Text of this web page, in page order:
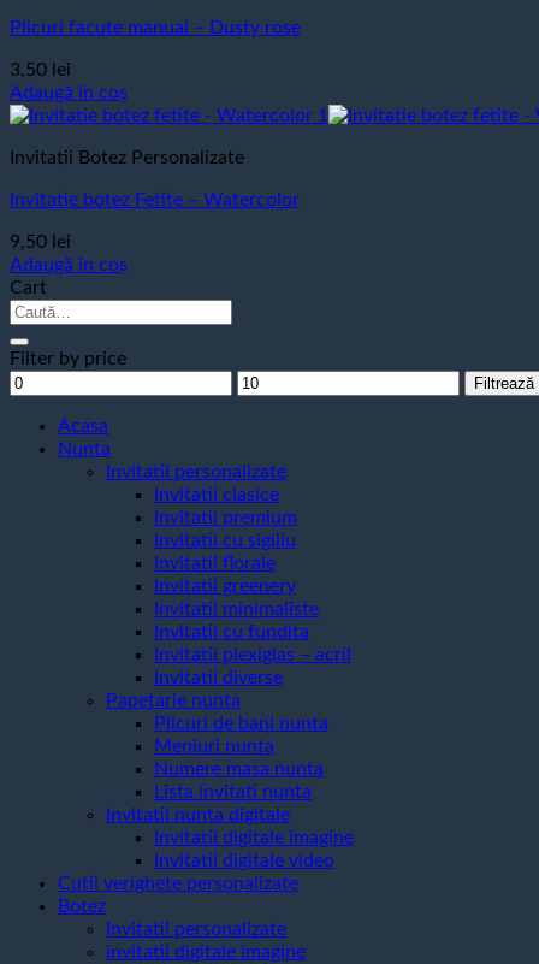
Plicuri facute manual – Dusty rose
3,50 lei
Adaugă în coș
Invitatii Botez Personalizate
Invitatie botez Fetite – Watercolor
9,50 lei
Adaugă în coș
Cart
Caută
Filter by price
Preț
Preț
Filtrează
Acasa
Nunta
Invitatii personalizate
Invitatii clasice
Invitatii premium
Invitatii cu sigiliu
Invitatii florale
Invitatii greenery
Invitatii minimaliste
Invitatii cu fundita
Invitatii plexiglas – acril
Invitatii diverse
Papetarie nunta
Plicuri de bani nunta
Meniuri nunta
Numere masa nunta
Lista invitati nunta
Invitatii nunta digitale
Invitatii digitale imagine
Invitatii digitale video
Cutii verighete personalizate
Botez
Invitatii personalizate
invitatii digitale imagine